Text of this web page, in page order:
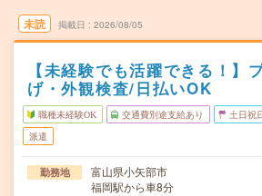
未読 掲載日 2026/08/05
【未経験でも活躍できる！】
げ・外観検査/日払いOK
職種未経験OK 交通費別途支給あり 土日祝
派遣
勤務地
富山県小矢部市
福岡駅から車8分